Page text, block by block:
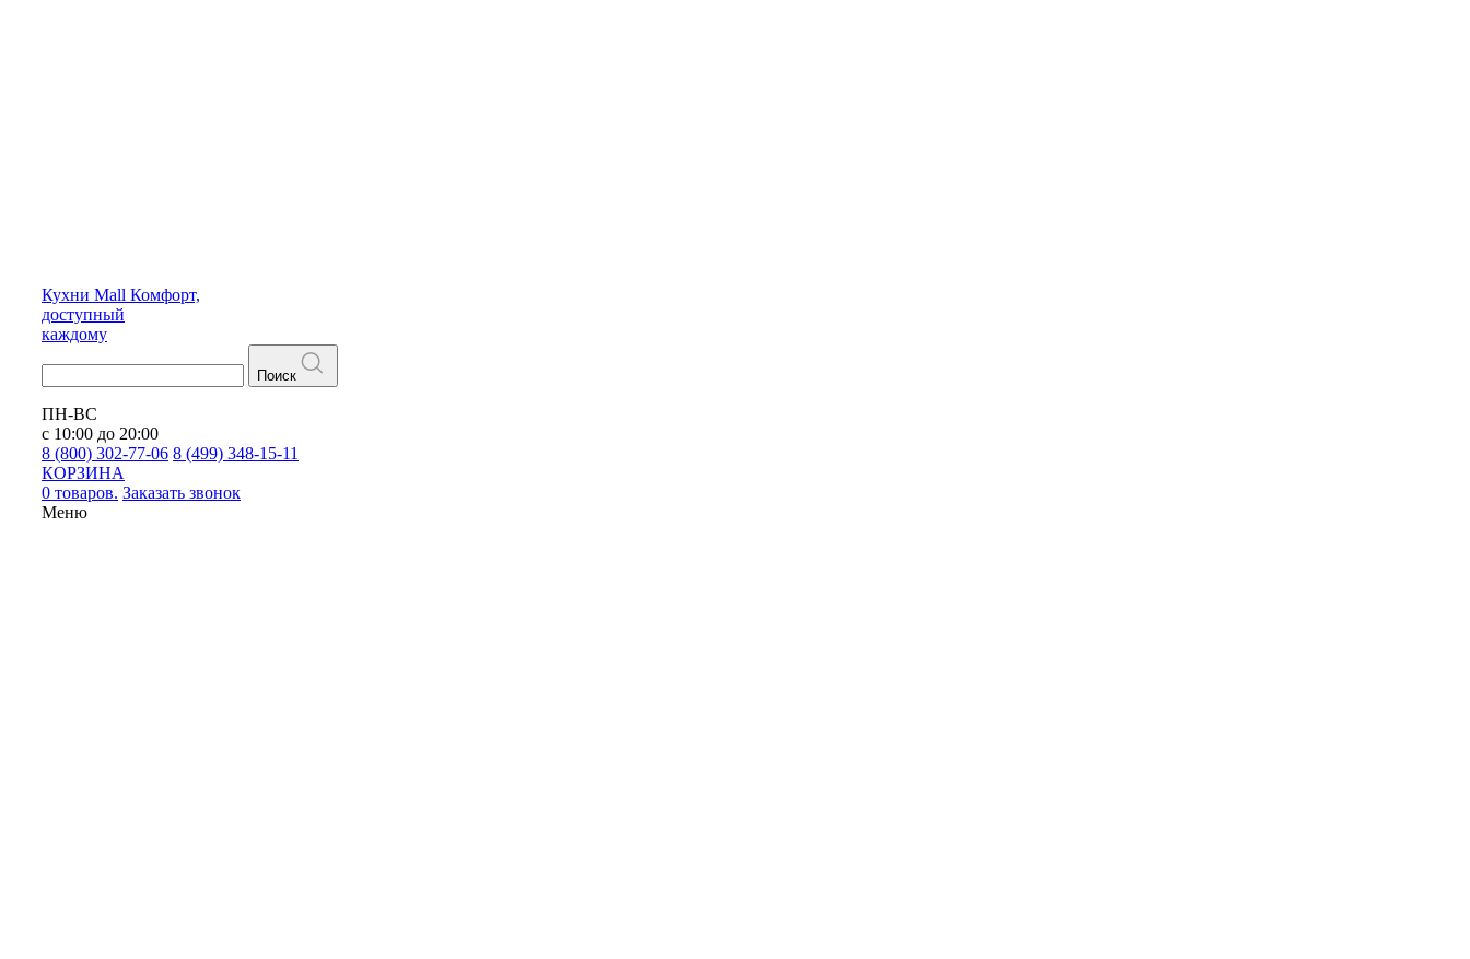
Кухни Mall Комфорт,
доступный
каждому
Поиск
ПН-ВС
с 10:00 до 20:00
8 (800) 302-77-06 8 (499) 348-15-11
КОРЗИНА
0 товаров. Заказать звонок
Меню